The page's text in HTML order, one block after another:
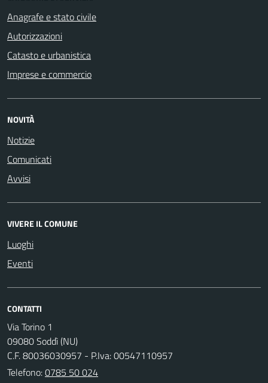
Anagrafe e stato civile
Autorizzazioni
Catasto e urbanistica
Imprese e commercio
NOVITÀ
Notizie
Comunicati
Avvisi
VIVERE IL COMUNE
Luoghi
Eventi
CONTATTI
Via Torino 1
09080 Soddì (NU)
C.F. 80036030957 - P.Iva: 00547110957
Telefono:0785 50 024